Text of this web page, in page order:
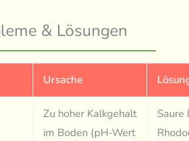
& Lösungen
Ursache
Zu hoher Kalkgehalt
im Boden (pH-Wert
Saure